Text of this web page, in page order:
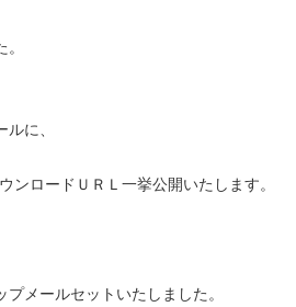
に、
ンロードＵＲＬ一挙公開いたします。
メールセットいたしました。